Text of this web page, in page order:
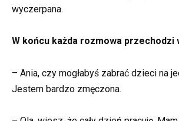
wyczerpana.
W końcu każda rozmowa przechodzi
– Ania, czy mogłabyś zabrać dzieci na
Jestem bardzo zmęczona.